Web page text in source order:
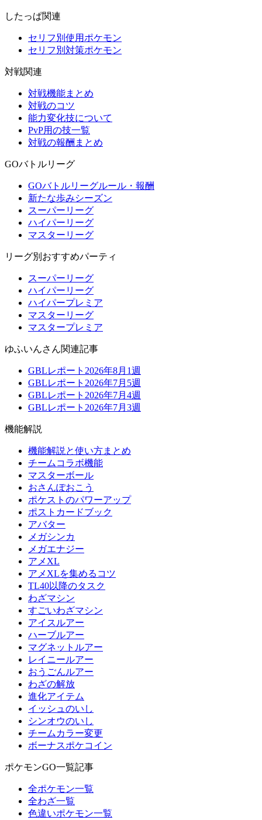
したっぱ関連
セリフ別使用ポケモン
セリフ別対策ポケモン
対戦関連
対戦機能まとめ
対戦のコツ
能力変化技について
PvP用の技一覧
対戦の報酬まとめ
GOバトルリーグ
GOバトルリーグルール・報酬
新たな歩みシーズン
スーパーリーグ
ハイパーリーグ
マスターリーグ
リーグ別おすすめパーティ
スーパーリーグ
ハイパーリーグ
ハイパープレミア
マスターリーグ
マスタープレミア
ゆふいんさん関連記事
GBLレポート2026年8月1週
GBLレポート2026年7月5週
GBLレポート2026年7月4週
GBLレポート2026年7月3週
機能解説
機能解説と使い方まとめ
チームコラボ機能
マスターボール
おさんぽおこう
ポケストのパワーアップ
ポストカードブック
アバター
メガシンカ
メガエナジー
アメXL
アメXLを集めるコツ
TL40以降のタスク
わざマシン
すごいわざマシン
アイスルアー
ハーブルアー
マグネットルアー
レイニールアー
おうごんルアー
わざの解放
進化アイテム
イッシュのいし
シンオウのいし
チームカラー変更
ボーナスポケコイン
ポケモンGO一覧記事
全ポケモン一覧
全わざ一覧
色違いポケモン一覧